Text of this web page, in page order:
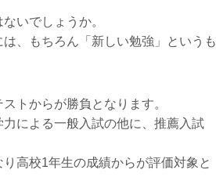
いでしょうか。
、もちろん「新しい勉強」というも
トからが勝負となります。
による一般入試の他に、推薦入試
高校1年生の成績からが評価対象と